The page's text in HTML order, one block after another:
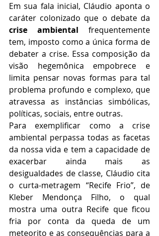
Em sua fala inicial, Cláudio aponta o
crise ambiental frequentemente
tem, imposto como a única forma de
debater a crise. Essa composição da
visão hegemônica empobrece e
limita pensar novas formas para tal
problema profundo e complexo, que
atravessa as instâncias simbólicas,
políticas, sociais, entre outras.
Para exemplificar como a crise
ambiental perpassa todas as facetas
da nossa vida e tem a capacidade de
exacerbar ainda mais as
desigualdades de classe, Cláudio cita
o curta-metragem “Recife Frio”, de
Kleber Mendonça Filho, o qual
mostra uma outra Recife que ficou
fria por conta da queda de um
meteorito e as consequências para a